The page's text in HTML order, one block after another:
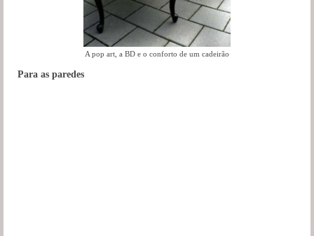
A pop art, a BD e o conforto de um cadeirão
Para as paredes